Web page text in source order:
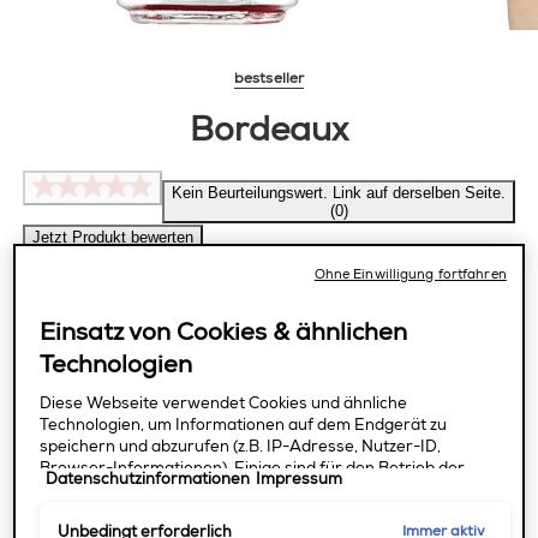
bestseller
Bordeaux
Kein Beurteilungswert. Link auf derselben Seite.
(0)
Jetzt Produkt bewerten
essie original Nagellack bietet eine Formel in
bestseller
jetzt entdecken
Einsatz von Cookies & ähnlichen
Technologien
Diese Webseite verwendet Cookies und ähnliche
Technologien, um Informationen auf dem Endgerät zu
speichern und abzurufen (z.B. IP-Adresse, Nutzer-ID,
Browser-Informationen). Einige sind für den Betrieb der
Webseite unbedingt erforderlich. Andere erfordern eine
Performance-Messung, das Angebot bestimmter Services,
Datenschutzinformationen Impressum
Unbedingt erforderlich Immer aktiv
Ohne Einwilligung fortfahren